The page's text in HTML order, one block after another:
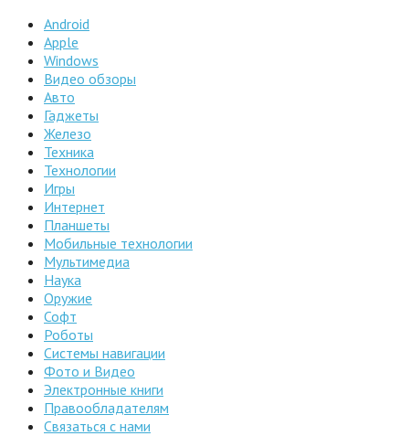
Android
Apple
Windows
Видео обзоры
Авто
Гаджеты
Железо
Техника
Технологии
Игры
Интернет
Планшеты
Мобильные технологии
Мультимедиа
Наука
Оружие
Софт
Роботы
Системы навигации
Фото и Видео
Электронные книги
Правообладателям
Связаться с нами